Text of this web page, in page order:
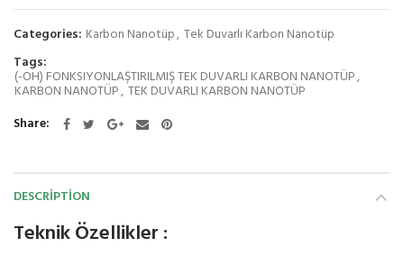
Categories: Karbon Nanotüp, Tek Duvarlı Karbon Nanotüp
Tags:
(-OH) FONKSIYONLAŞTIRILMIŞ TEK DUVARLI KARBON NANOTÜP,
KARBON NANOTÜP, TEK DUVARLI KARBON NANOTÜP
Share
DESCRIPTION
Teknik Özellikler :